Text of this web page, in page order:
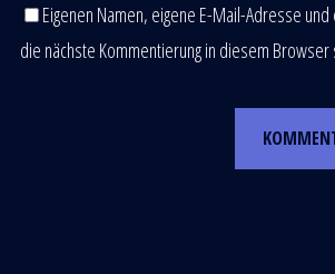
Eigenen Namen, eigene E-Mail-Adresse
die nächste Kommentierung in diesem Browser